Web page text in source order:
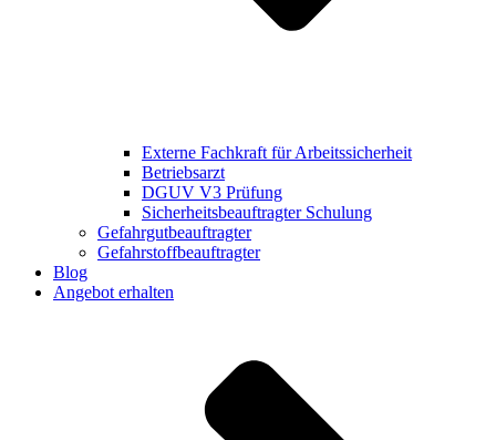
Externe Fachkraft für Arbeitssicherheit
Betriebsarzt
DGUV V3 Prüfung
Sicherheitsbeauftragter Schulung
Gefahrgutbeauftragter
Gefahrstoffbeauftragter
Blog
Angebot erhalten